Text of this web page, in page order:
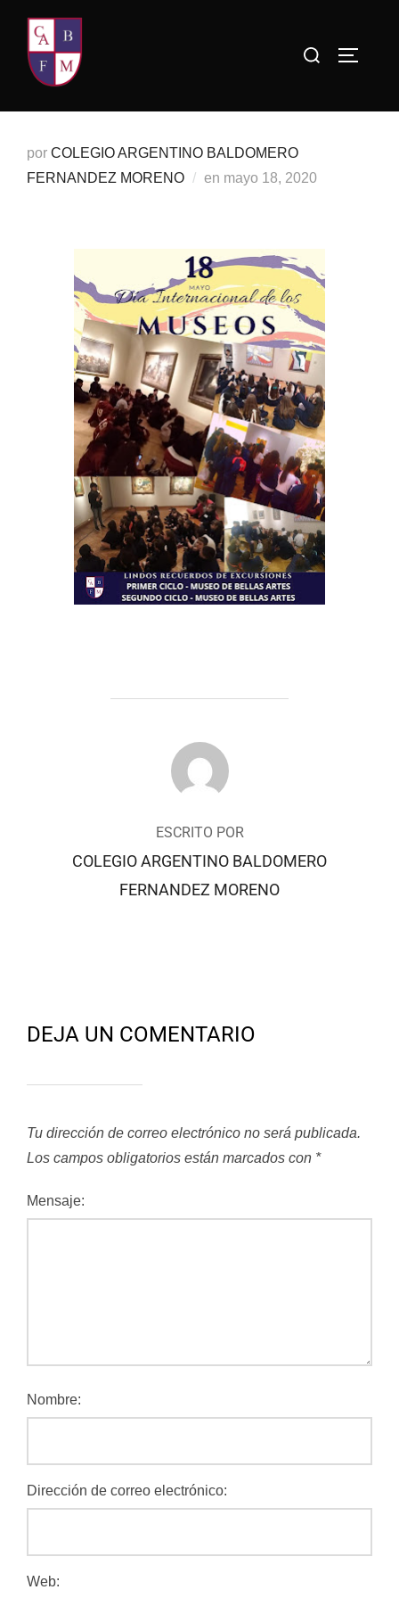
contenido
Buscar:
por COLEGIO ARGENTINO BALDOMERO
FERNANDEZ MORENO
en Publicado
mayo 18, 2020
AUTOR DE LA ENTRADA
ESCRITO POR
COLEGIO ARGENTINO BALDOMERO
FERNANDEZ MORENO
DEJA UN COMENTARIO
Tu dirección de correo electrónico no será publicada.
Los campos obligatorios están marcados con *
Mensaje:
Nombre:
Dirección de correo electrónico:
Web: